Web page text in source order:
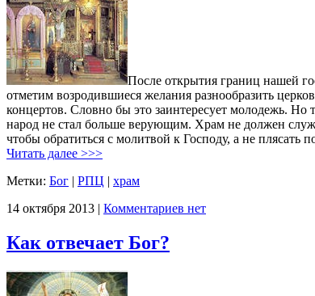
После открытия границ нашей
отметим возродившиеся желания разнообразить
концертов. Словно бы это заинтересует молодежь. Но
народ не стал больше верующим. Храм не должен
чтобы обратиться с молитвой к Господу, а не
Читать далее >>>
Метки: Бог | РПЦ | храм
14 октября 2013 | Комментариев нет
Как отвечает Бог?